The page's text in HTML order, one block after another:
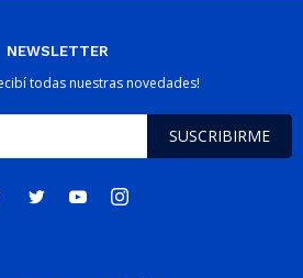
NEWSLETTER
todas nuestras novedades!
SUSCRIBIRME
  